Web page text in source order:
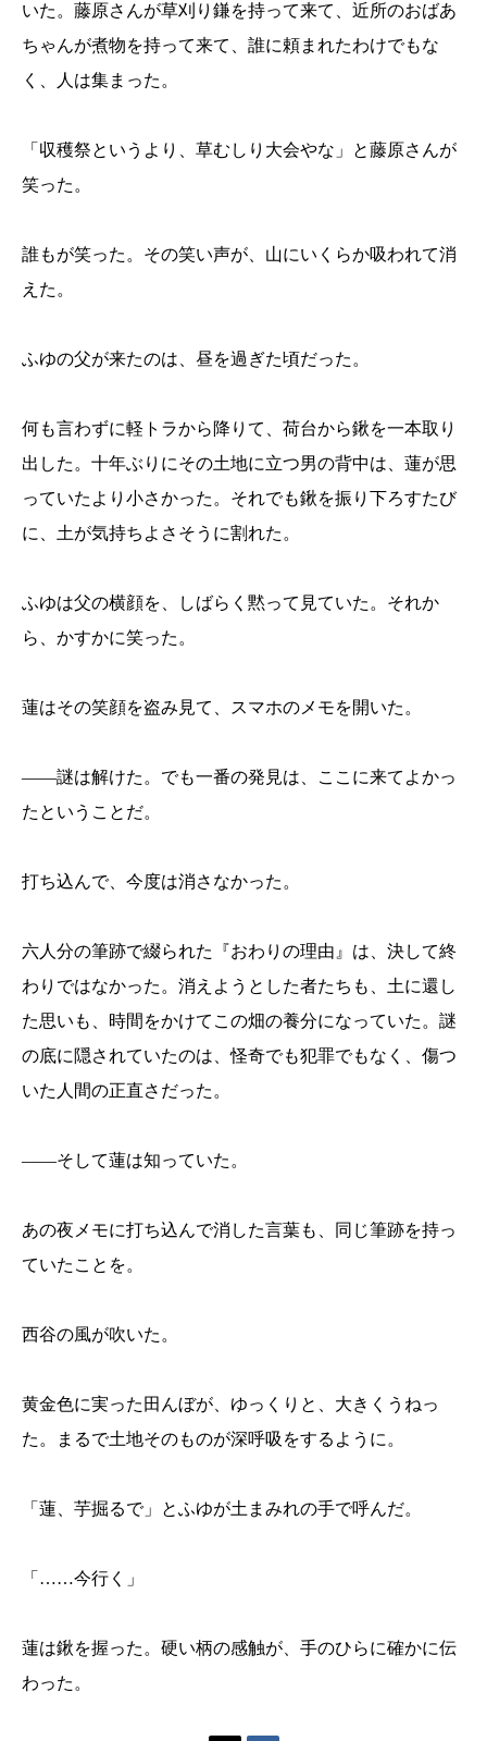
いた。藤原さんが草刈り鎌を持って来て、近所のおばあ
ちゃんが煮物を持って来て、誰に頼まれたわけでもな
く、人は集まった。
「収穫祭というより、草むしり大会やな」と藤原さんが
笑った。
誰もが笑った。その笑い声が、山にいくらか吸われて消
えた。
ふゆの父が来たのは、昼を過ぎた頃だった。
何も言わずに軽トラから降りて、荷台から鍬を一本取り
出した。十年ぶりにその土地に立つ男の背中は、蓮が思
っていたより小さかった。それでも鍬を振り下ろすたび
に、土が気持ちよさそうに割れた。
ふゆは父の横顔を、しばらく黙って見ていた。それか
ら、かすかに笑った。
蓮はその笑顔を盗み見て、スマホのメモを開いた。
——謎は解けた。でも一番の発見は、ここに来てよかっ
たということだ。
打ち込んで、今度は消さなかった。
六人分の筆跡で綴られた『おわりの理由』は、決して終
わりではなかった。消えようとした者たちも、土に還し
た思いも、時間をかけてこの畑の養分になっていた。謎
の底に隠されていたのは、怪奇でも犯罪でもなく、傷つ
いた人間の正直さだった。
——そして蓮は知っていた。
あの夜メモに打ち込んで消した言葉も、同じ筆跡を持っ
ていたことを。
西谷の風が吹いた。
黄金色に実った田んぼが、ゆっくりと、大きくうねっ
た。まるで土地そのものが深呼吸をするように。
「蓮、芋掘るで」とふゆが土まみれの手で呼んだ。
「……今行く」
蓮は鍬を握った。硬い柄の感触が、手のひらに確かに伝
わった。